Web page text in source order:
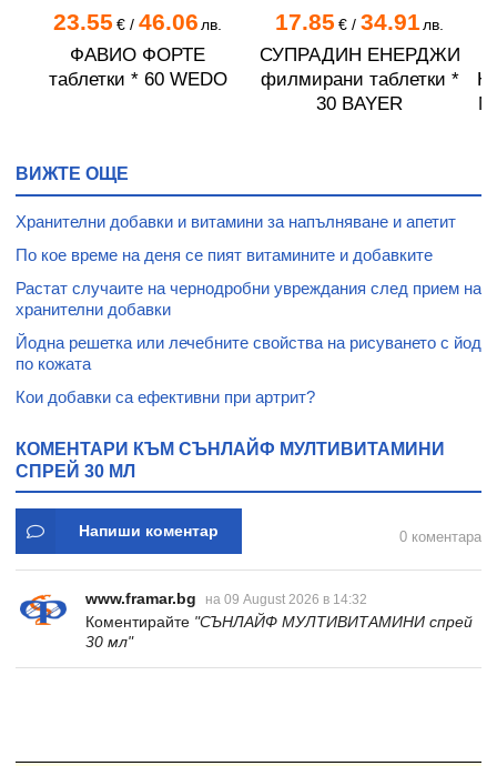
23.55 €/ 46.06 лв.
ФАВИО ФОРТЕ
таблетки * 60 WEDO
17.85 €/ 34.91 лв.
СУПРАДИН ЕНЕРДЖИ
филмирани таблетки *
30 BAYER
ВИЖТЕ ОЩЕ
Хранителни добавки и витамини за напълняване и апетит
По кое време на деня се пият витамините и добавките
Растат случаите на чернодробни увреждания след прием на
хранителни добавки
Йодна решетка или лечебните свойства на рисуването с йод
по кожата
Кои добавки са ефективни при артрит?
КОМЕНТАРИ КЪМ СЪНЛАЙФ МУЛТИВИТАМИНИ
СПРЕЙ 30 МЛ
Напиши коментар 0 коментара
www.framar.bg на 09 August 2026 в 14:32
Коментирайте "СЪНЛАЙФ МУЛТИВИТАМИНИ спрей
30 мл"